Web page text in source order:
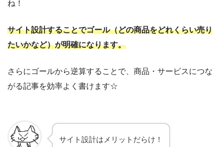
ね！
サイト設計することでゴール（どの商品をどれくらい売り
たいかなど）が明確になります。
さらにゴールから逆算することで、商品・サービスにつな
がる記事を効率よく書けます☆
サイト設計はメリットだらけ！